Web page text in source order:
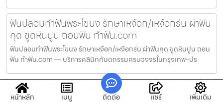
ฟันปลอมทำฟันพระโขนง รักษาเหงือก/เหงือกร่น ผ่าฟัน
คุด ขูดหินปูน ถอนฟัน ทำฟัน.com
ฟันปลอมทำฟันพระโขนง รักษาเหงือก/เหงือกร่น ผ่าฟันคุด ขูดหินปูน ถอน
ฟัน ทำฟัน.com — บริการคลินิกทันตกรรมครบวงจรในกรุงเทพ–ปร
จัดฟันแบบไม่ต้องถอนฟันทำฟันพระนคร รักษาเหงือก/
หน้าหลัก เมนู ติดต่อ แชร์ เพิ่มเติม